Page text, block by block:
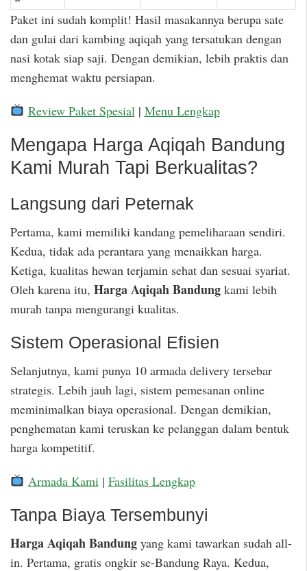
Paket ini sudah komplit! Hasil masakannya berupa sate
dan gulai dari kambing aqiqah yang tersatukan dengan
nasi kotak siap saji. Dengan demikian, lebih praktis dan
menghemat waktu persiapan.
Review Paket Spesial | Menu Lengkap
Mengapa Harga Aqiqah Bandung
Kami Murah Tapi Berkualitas?
Langsung dari Peternak
Pertama, kami memiliki kandang pemeliharaan sendiri.
Kedua, tidak ada perantara yang menaikkan harga.
Ketiga, kualitas hewan terjamin sehat dan sesuai syariat.
Oleh karena itu, Harga Aqiqah Bandung kami lebih
murah tanpa mengurangi kualitas.
Sistem Operasional Efisien
Selanjutnya, kami punya 10 armada delivery tersebar
strategis. Lebih jauh lagi, sistem pemesanan online
meminimalkan biaya operasional. Dengan demikian,
penghematan kami teruskan ke pelanggan dalam bentuk
harga kompetitif.
Armada Kami | Fasilitas Lengkap
Tanpa Biaya Tersembunyi
Harga Aqiqah Bandung yang kami tawarkan sudah all-
in. Pertama, gratis ongkir se-Bandung Raya. Kedua,